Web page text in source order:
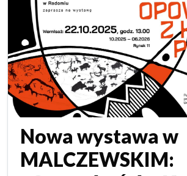
Nowa wystawa w
MALCZEWSKIM: